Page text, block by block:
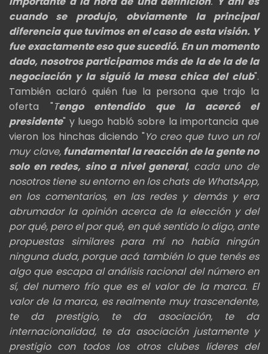
cuando se produjo, obviamente la principal
diferencia que tuvimos en el caso de esta visión. Y
fue exactamente eso que sucedió. En un momento
dado, nosotros participamos más de la de la de la
negociación y la siguió la mesa chica del club".
También aclaró quién fue la persona que trajo la
oferta "Tengo entendido que la acercó el
presidente" y luego habló sobre la importancia que
vieron los hinchas diciendo "Yo creo que tuvo un rol
muy clave, fundamental la reacción de la gente no
solo en redes, sino a nivel general, cada uno de
nosotros tiene su entorno en los chats de WhatsApp,
en los comentarios, en las redes y demás y era
abrumador la opinión acerca de la elección y del
por qué, pero el por qué, en qué sentido lo digo, ante
propuestas similares para mí no había ningún
ninguna duda, porque acá también lo que tenés es
algo que escapa al análisis racional del número en
sí, del numero frío que es el valor de la marca. El
valor de la marca, es realmente muy trascendente,
te da prestigio, te da asociación, te da
internacionalidad, te da asociación justamente y
prestigio con todos los otros clubes líderes del